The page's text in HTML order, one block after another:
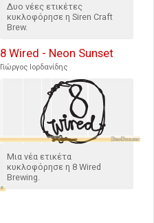
Δυο νέες ετικέτες
κυκλοφόρησε η Siren Craft
Brew.
8 Wired - Neon Sunset
Γιώργος Ιορδανίδης
Μια νέα ετικέτα
κυκλοφόρησε η 8 Wired
Brewing.